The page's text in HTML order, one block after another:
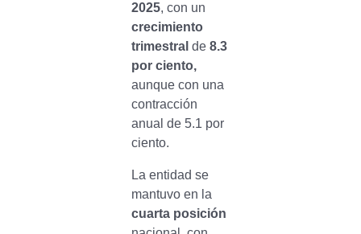
2025, con un
crecimiento
trimestral de 8.3
por ciento,
aunque con una
contracción
anual de 5.1 por
ciento.
La entidad se
mantuvo en la
cuarta posición